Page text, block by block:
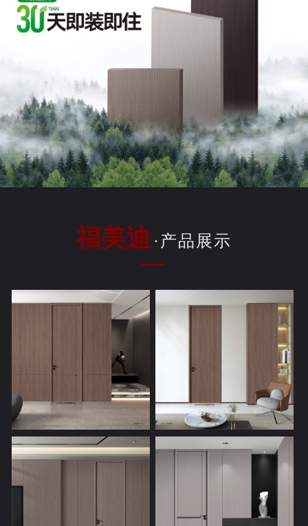
福美迪 ·产品展示